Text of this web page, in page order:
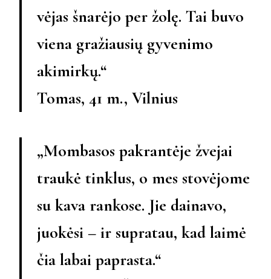
vėjas šnarėjo per žolę. Tai buvo
viena gražiausių gyvenimo
akimirkų.“
Tomas, 41 m., Vilnius
„Mombasos pakrantėje žvejai
traukė tinklus, o mes stovėjome
su kava rankose. Jie dainavo,
juokėsi – ir supratau, kad laimė
čia labai paprasta.“